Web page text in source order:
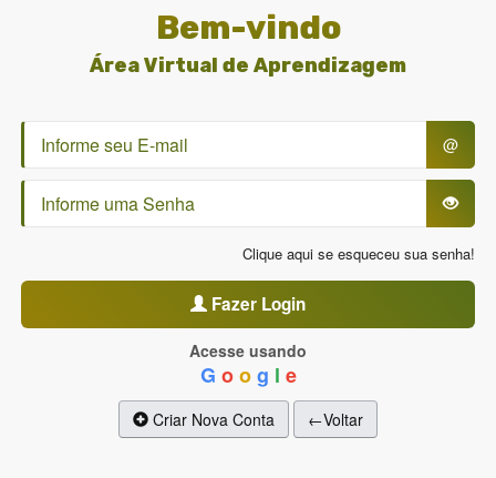
Bem-vindo
Área Virtual de Aprendizagem
@
Clique aqui se esqueceu sua senha!
Fazer Login
Acesse usando
G o o g l e
Criar Nova Conta ←Voltar